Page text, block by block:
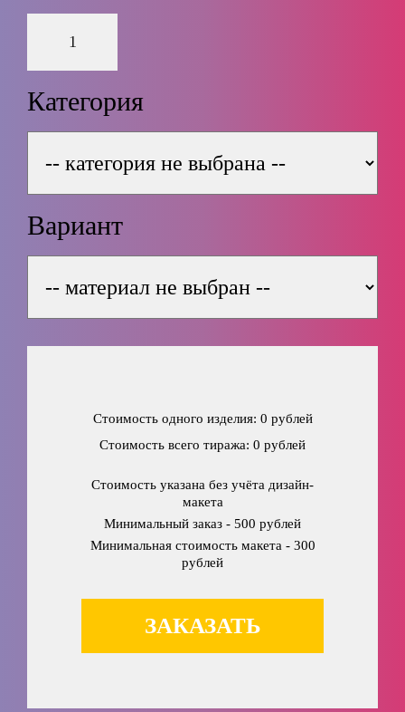
Категория
Вариант
Стоимость одного изделия: 0 рублей
Стоимость всего тиража: 0 рублей
Стоимость указана без учёта дизайн-
макета
Минимальный заказ - 500 рублей
Минимальная стоимость макета - 300
рублей
ЗАКАЗАТЬ